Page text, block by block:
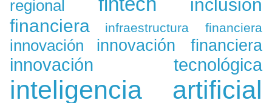
regional
inclusión
financiera
infraestructura financiera
innovación innovación financiera
innovación tecnológica
inteligencia artificial